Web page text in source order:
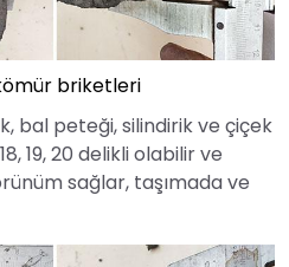
briketleri
bal peteği, silindirik ve çiçek
19, 20 delikli olabilir ve
sağlar, taşımada ve